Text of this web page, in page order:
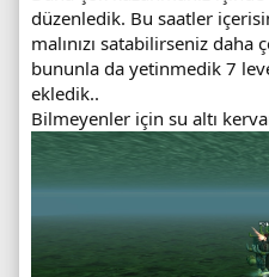
düzenledik. Bu saatler
malınızı satabilirseniz daha
bununla da yetinmedik 7
ekledik..
Bilmeyenler için su altı